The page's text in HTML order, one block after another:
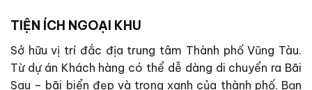
TIỆN ÍCH NGOẠI KHU
Sở hữu vị trí đắc địa trung tâm Thành phố Vũng Tàu.
Từ dự án Khách hàng có thể dễ dàng di chuyển ra Bãi
Sau – bãi biển đẹp và trong xanh của thành phố. Bạn